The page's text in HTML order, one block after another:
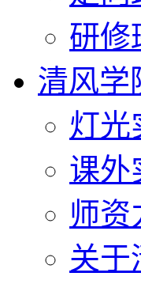
研修
清风学
灯光
课外
师资
关于